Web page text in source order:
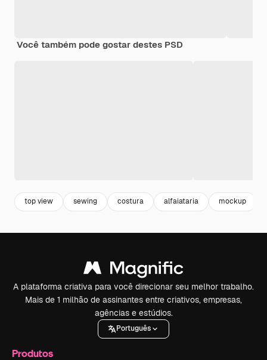
Você também pode gostar destes PSD
top view sewing costura alfaiataria mockup
A plataforma criativa para você direcionar seu melhor trabalho.
Mais de 1 milhão de assinantes entre criativos, empresas,
agências e estúdios.
Português
Produtos